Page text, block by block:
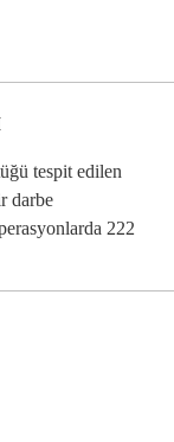
tespit edilen
darbe
222